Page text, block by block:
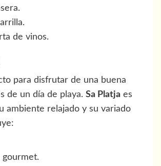
de vinos.
para disfrutar de una buena
de un día de playa. Sa Platja es
ambiente relajado y su variado
gourmet.